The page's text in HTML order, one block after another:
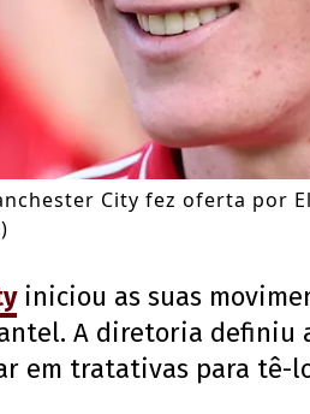
City fez oferta por
iniciou as suas
A diretoria definiu
em tratativas para tê-